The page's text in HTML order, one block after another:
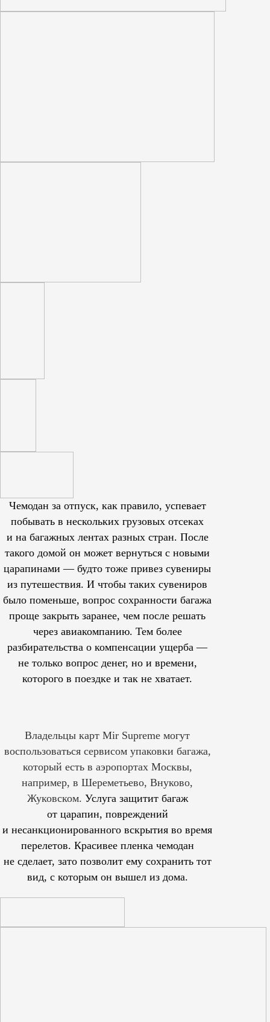
Чемодан за отпуск, как правило, успевает
побывать в нескольких грузовых отсеках
и на багажных лентах разных стран. После
такого домой он может вернуться с новыми
царапинами — будто тоже привез сувениры
из путешествия. И чтобы таких сувениров
было поменьше, вопрос сохранности багажа
проще закрыть заранее, чем после решать
через авиакомпанию. Тем более
разбирательства о компенсации ущерба —
не только вопрос денег, но и времени,
которого в поездке и так не хватает.
Владельцы карт Mir Supreme могут
воспользоваться сервисом упаковки багажа,
который есть в аэропортах Москвы,
например, в Шереметьево, Внуково,
Жуковском. Услуга защитит багаж
от царапин, повреждений
и несанкционированного вскрытия во время
перелетов. Красивее пленка чемодан
не сделает, зато позволит ему сохранить тот
вид, с которым он вышел из дома.